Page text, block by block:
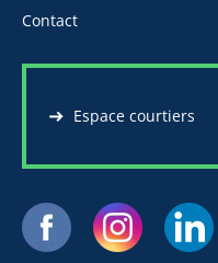
Contact
Espace courtiers